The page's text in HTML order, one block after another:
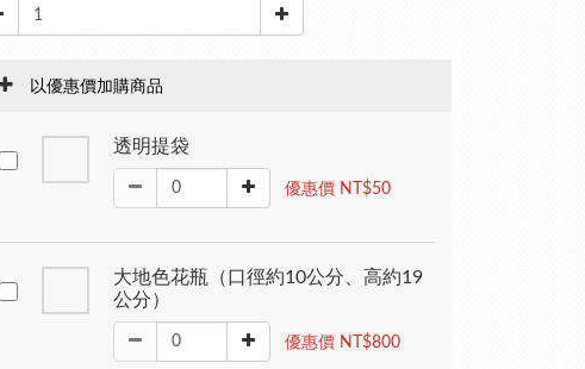
以優惠價加購商品
透明提袋
優惠價 NT$50
大地色花瓶（口徑約10公分、高約19
公分）
優惠價 NT$800